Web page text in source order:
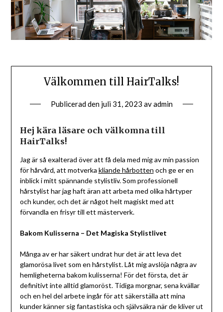
Välkommen till HairTalks!
Publicerad den juli 31, 2023 avadmin
Hej kära läsare och välkomna till
HairTalks!
Jag är så exalterad över att få dela med mig av min passion
för hårvård, att motverka kliande hårbotten och ge er en
inblick i mitt spännande stylistliv. Som professionell
hårstylist har jag haft äran att arbeta med olika hårtyper
och kunder, och det är något helt magiskt med att
förvandla en frisyr till ett mästerverk.
Bakom Kulisserna – Det Magiska Stylistlivet
Många av er har säkert undrat hur det är att leva det
glamorösa livet som en hårstylist. Låt mig avslöja några av
hemligheterna bakom kulisserna! För det första, det är
definitivt inte alltid glamoröst. Tidiga morgnar, sena kvällar
och en hel del arbete ingår för att säkerställa att mina
kunder känner sig fantastiska och självsäkra när de kliver ut